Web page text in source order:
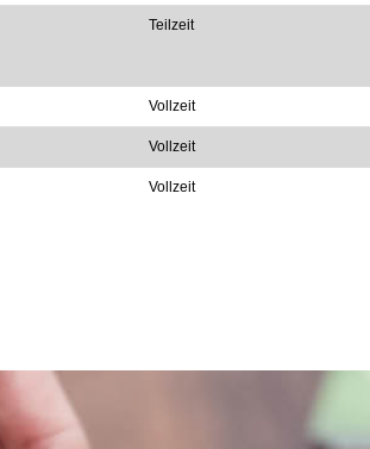
Teilzeit
Vollzeit
Vollzeit
Vollzeit